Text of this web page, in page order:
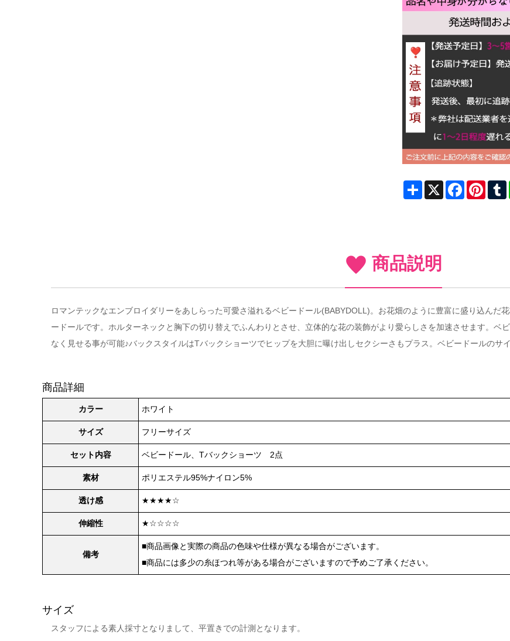
ShareX Facebook
商品説明
ロマンテックなエンブロイダリーをあしらった可愛さ溢れるベビードール(BABYDOLL)。お花畑のように豊富に盛り込んだ
ードールです。ホルターネックと胸下の切り替えでふんわりとさせ、立体的な花の装飾がより愛らしさを加速させます。ベ
なく見せる事が可能♪バックスタイルはTバックショーツでヒップを大胆に曝け出しセクシーさもプラス。ベビードールのサ
商品詳細
カラー ホワイト
サイズ フリーサイズ
セット内容 ベビードール、Tバックショーツ 2点
素材 ポリエステル95%ナイロン5%
透け感 ★★★★☆
伸縮性 ★☆☆☆☆
備考
■商品画像と実際の商品の色味や仕様が異なる場合がございます。
■商品には多少の糸ほつれ等がある場合がございますので予めご了承ください。
サイズ
スタッフによる素人採寸となりまして、平置きでの計測となります。